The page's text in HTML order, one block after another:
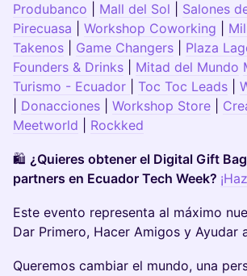
Produbanco
Mall del Sol Salones
Pirecuasa
Workshop Coworking
Takenos
Game Changers Plaza
Founders & Drinks
Mitad del Mundo
Turismo - Ecuador
Toc Toc Leads
Donacciones Workshop Store
Meetworld
Rockked
🛍️ ¿Quieres obtener el Digital Gift
partners en Ecuador Tech Week?
Este evento representa al máximo
Dar Primero, Hacer Amigos y Ayudar
Queremos cambiar el mundo, una